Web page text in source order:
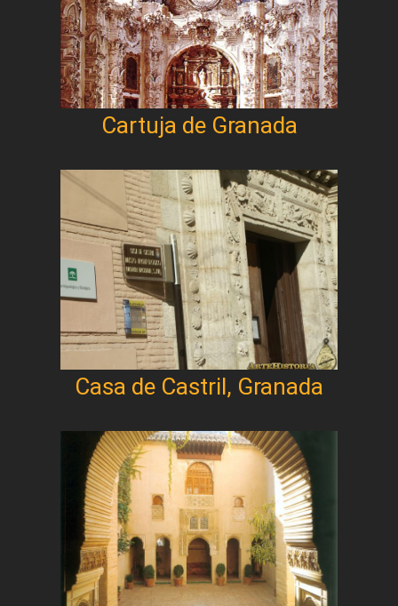
Cartuja de Granada
Casa de Castril, Granada